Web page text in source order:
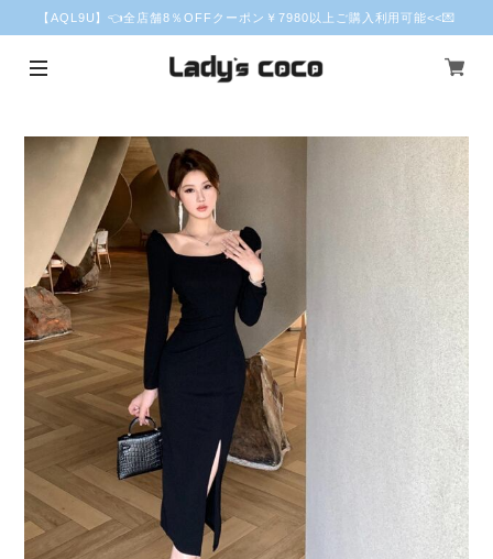
【AQL9U】👈全店舗8％OFFクーポン￥7980以上ご購入利用可能<<💌